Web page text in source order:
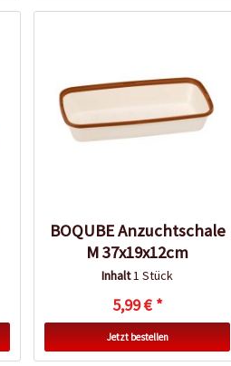
BOQUBE Anzuchtschale
M 37x19x12cm
Inhalt1 Stück
5,99 € *
Jetzt bestellen